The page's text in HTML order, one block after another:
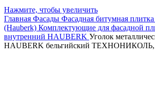
Нажмите, чтобы увеличить
Главная Фасады Фасадная битумная плитка
(Hauberk) Комплектующие для фасадной
внутренний HAUBERK Уголок
HAUBERK бельгийский ТЕХНОНИКОЛЬ,